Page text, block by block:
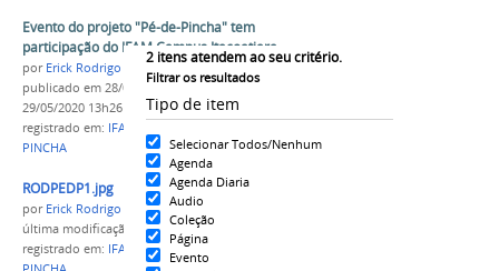
2 itens atendem ao seu critério.
Filtrar os resultados
Tipo de item
Selecionar Todos/Nenhum
Agenda
Agenda Diaria
Audio
Coleção
Página
Evento
Evento do projeto "Pé-de-Pincha" tem
participação do IFAM Campus Itacoatiara
por Erick Rodrigo Santos Almeida
publicado em 28/03/2018—última modificação
29/05/2020 13h26
registrado em: IFAM
PINCHA
RODPEDP1.jpg
por Erick Rodrigo Santos Almeida
última modificação
em 29/05/2020 13h26
registrado em: IFAM CAMPUS ITACOATIARA